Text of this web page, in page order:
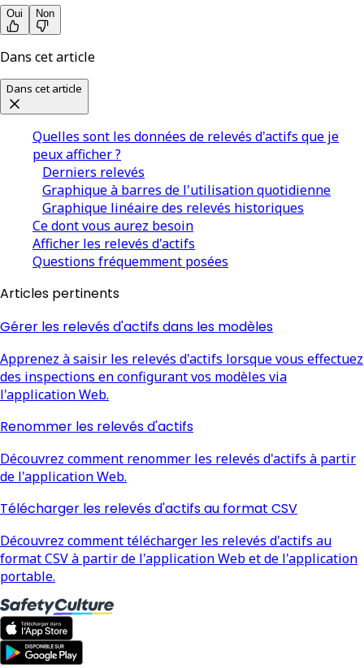
Oui Non
Dans cet article
Dans cet article
Quelles sont les données de relevés d'actifs que je
peux afficher ?
Derniers relevés
Graphique à barres de l'utilisation quotidienne
Graphique linéaire des relevés historiques
Ce dont vous aurez besoin
Afficher les relevés d'actifs
Questions fréquemment posées
Articles pertinents
Gérer les relevés d'actifs dans les modèles
Apprenez à saisir les relevés d'actifs lorsque vous effectuez
des inspections en configurant vos modèles via
l'application Web.
Renommer les relevés d'actifs
Découvrez comment renommer les relevés d'actifs à partir
de l'application Web.
Télécharger les relevés d'actifs au format CSV
Découvrez comment télécharger les relevés d'actifs au
format CSV à partir de l'application Web et de l'application
portable.